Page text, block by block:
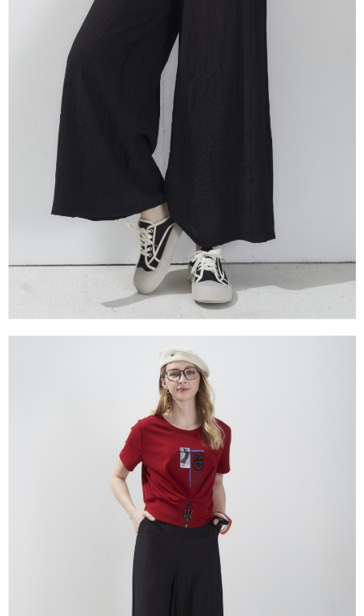
1.本服務係由「台灣大哥大股份有限公司」（以下簡稱本公司）所提供，讓
用戶於交易時，得透過本服務購買商品或服務，並由商店將買賣／分期付款
買賣價金債權讓與本公司後，依約使用本公司帳單繳交帳款。
2.基於同意付款使用「大哥付你分期」之契約關係目的，商店將以您的個人
資料（包含姓名、電話或地址）提供予台灣大哥大進項蒐集、處理及利用，
由本公司與您本人進行分期帳單所需資料之確認、核對及更正。
3.完整用戶服務條款，請詳閱以下連結：
https://oppay.tw/userRule
３．收到繳費通知簡訊後14天內，點擊此簡訊中的連結，可透過四大超商／
ATM／網路銀行／等多元方式進行付款，方視為交易完成。
※ 請注意：結帳手續完成當下不需立刻繳費，但若您需要取消訂單，請聯絡
購買商品的店家。未經商家同意取消之訂單仍視為有效，需透過AFTEE先享
後付繳納相關費用。
※ 交易是否成功請以「AFTEE先享後付 」之結帳頁面顯示為準，若有關於
是否繳費成功／繳費後需取消欲退款等相關疑問，請聯繫「AFTEE先享後付
客戶支援中心」
https://netprotections.freshdesk.com/support/home
【注意事項】
１．透過由恩沛科技股份有限公司提供之「AFTEE先享後付」服務完成之交
易，需依本服務之必要範圍內提供個人資料，並將交易相關給付款項請求債
權轉讓予恩沛科技股份有限公司。
２．關於個人資料處理事宜，請瀏覽以下網址：
https://aftee.tw/terms/#terms3
３．未成年的使用者請事先徵得法定代理人或監護人之同意方可使用
「AFTEE先享後付」，若未經同意申辦者引起之損失，本公司不負相關責
４．使用「AFTEE先享後付」時，將依據個別帳號之用戶狀況，依本公司即
時審查核予不同之上限額度；若仍有額度不足之情形，本公司將視審查結果
請求用戶進行身份認證。
５．嚴禁一人註冊多個帳號或使用他人資訊註冊。若發現惡意使用之情形，
每筆NT$120，滿NT$2,000(含以上)免運費